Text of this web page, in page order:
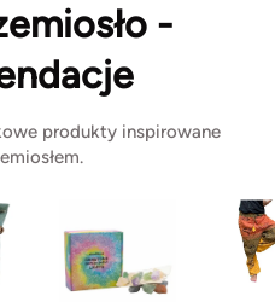
-
produkty inspirowane